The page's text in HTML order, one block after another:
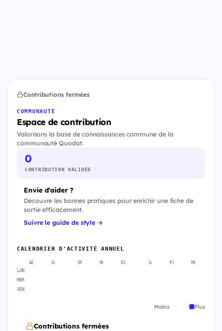
Contributions fermées
COMMUNAUTÉ
Espace de contribution
Valorisons la base de connaissances commune de la
communauté Quodat.
0
CONTRIBUTION VALIDÉE
Envie d'aider ?
Découvre les bonnes pratiques pour enrichir une fiche de
sortie efficacement.
Suivre le guide de style →
CALENDRIER D'ACTIVITÉ ANNUEL
AOÛT SEPT. OCT. NOV. DÉC. JANV. FÉVR. MARS
LUN
MER
VEN
Moins Plus
Contributions fermées